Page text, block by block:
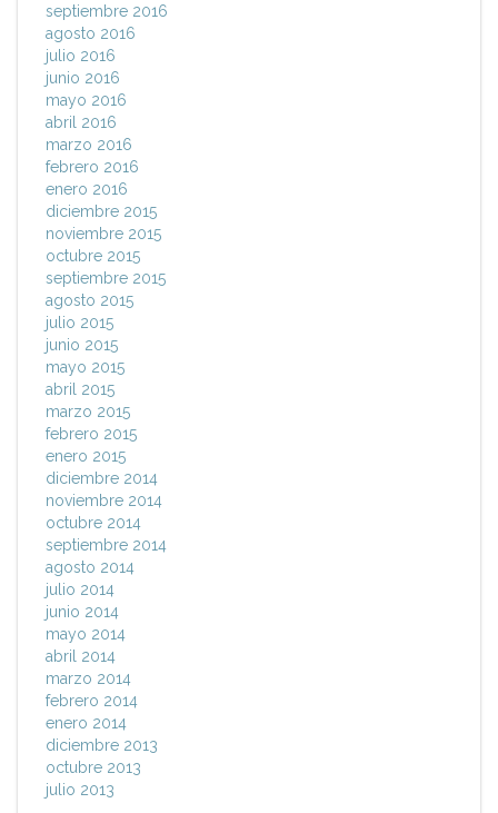
septiembre 2016
agosto 2016
julio 2016
junio 2016
mayo 2016
abril 2016
marzo 2016
febrero 2016
enero 2016
diciembre 2015
noviembre 2015
octubre 2015
septiembre 2015
agosto 2015
julio 2015
junio 2015
mayo 2015
abril 2015
marzo 2015
febrero 2015
enero 2015
diciembre 2014
noviembre 2014
octubre 2014
septiembre 2014
agosto 2014
julio 2014
junio 2014
mayo 2014
abril 2014
marzo 2014
febrero 2014
enero 2014
diciembre 2013
octubre 2013
julio 2013